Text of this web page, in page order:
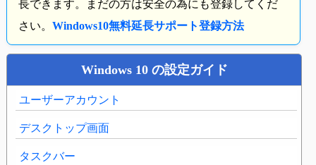
長できます。まだの方は安全の為にも登録してくだ
さい。 Windows10無料延長サポート登録方法
Windows 10 の設定ガイド
ユーザーアカウント
デスクトップ画面
タスクバー